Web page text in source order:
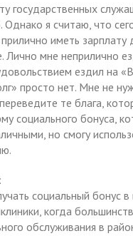
государственных
Однако я считаю, что
иметь зарплату
Лично мне неприлично
ездил на
просто нет. Мне не
те блага,
социального бонуса,
но смогу
социальный бонус в
когда
обслуживания в